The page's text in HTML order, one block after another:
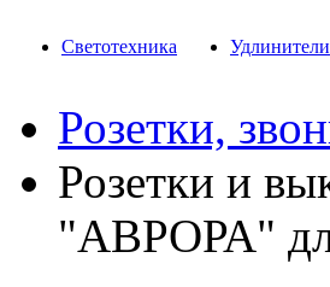
Светотехника Удлинители
Розетки,
Розетки и
"АВРОРА"